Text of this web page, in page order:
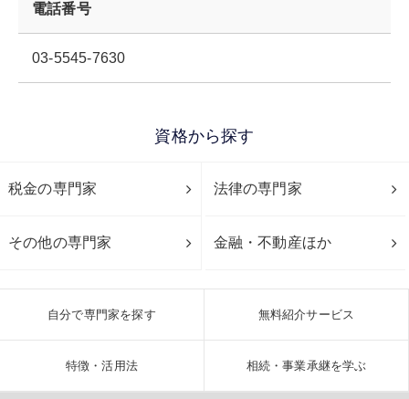
電話番号
03-5545-7630
資格から探す
税金の専門家 法律の専門家
その他の専門家 金融・不動産ほか
自分で専門家を探す 無料紹介サービス
特徴・活用法 相続・事業承継を学ぶ